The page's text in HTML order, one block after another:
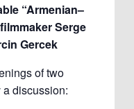
“Armenian–
Serge
Gercek
of two
discussion: